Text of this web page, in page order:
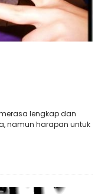
lengkap dan
namun harapan untuk